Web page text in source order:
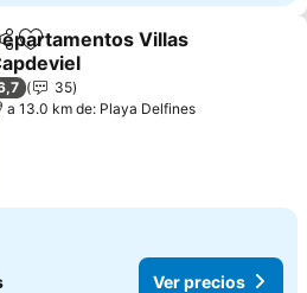
Agregar a favoritos
Villas
35
a 13.0 km de: Playa Delfines
Ver precios